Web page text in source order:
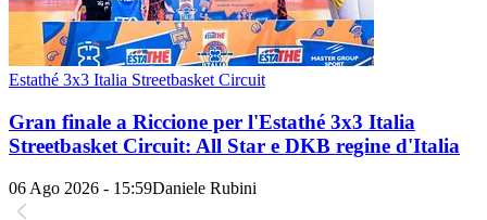
Estathé 3x3 Italia Streetbasket Circuit
Gran finale a Riccione per l'Estathé 3x3 Italia
Streetbasket Circuit: All Star e DKB regine d'Italia
06 Ago 2026 - 15:59Daniele Rubini